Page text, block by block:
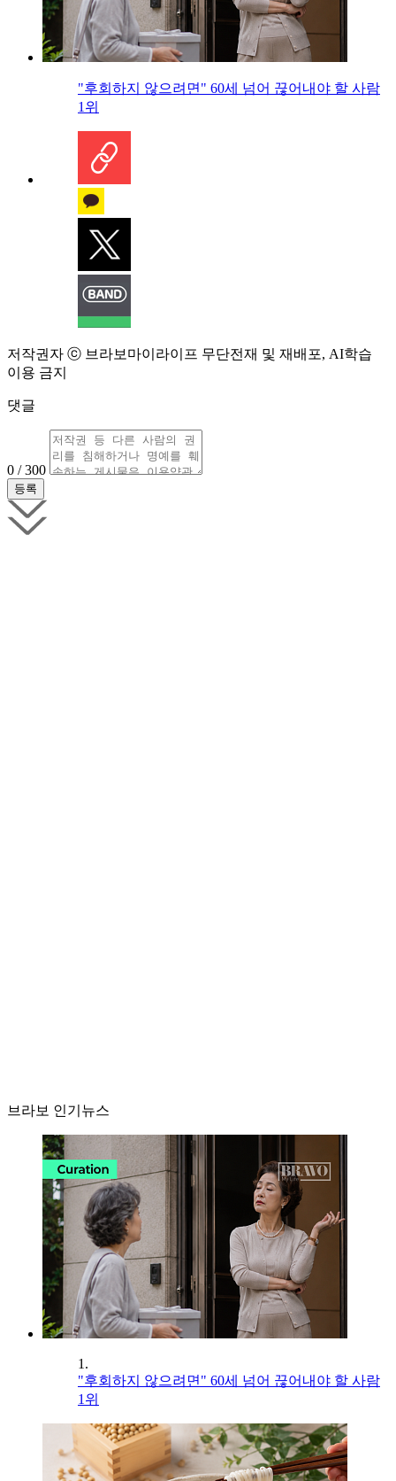
"후회하지 않으려면" 60세 넘어 끊어내야 할 사람
1위
저작권자 ⓒ 브라보마이라이프 무단전재 및 재배포, AI학습
이용 금지
댓글
0 / 300
브라보 인기뉴스
1.
"후회하지 않으려면" 60세 넘어 끊어내야 할 사람
1위